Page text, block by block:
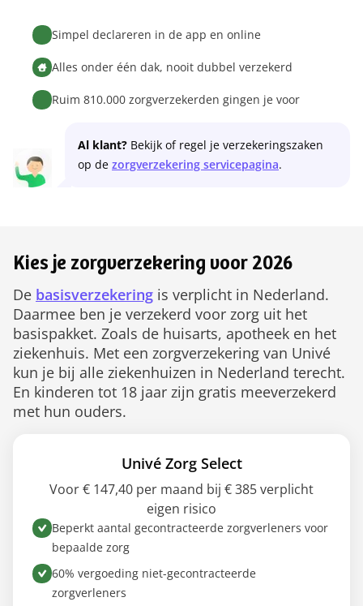
Simpel declareren in de app en online
Alles onder één dak, nooit dubbel verzekerd
Ruim 810.000 zorgverzekerden gingen je voor
Al klant? Bekijk of regel je verzekeringszaken
op de zorgverzekering servicepagina.
Kies je zorgverzekering voor 2026
De basisverzekering is verplicht in Nederland.
Daarmee ben je verzekerd voor zorg uit het
basispakket. Zoals de huisarts, apotheek en het
ziekenhuis. Met een zorgverzekering van Univé
kun je bij alle ziekenhuizen in Nederland terecht.
En kinderen tot 18 jaar zijn gratis meeverzekerd
met hun ouders.
Univé Zorg Select
Voor € 147,40 per maand bij € 385 verplicht
eigen risico
Beperkt aantal gecontracteerde zorgverleners voor
bepaalde zorg
60% vergoeding niet-gecontracteerde
zorgverleners